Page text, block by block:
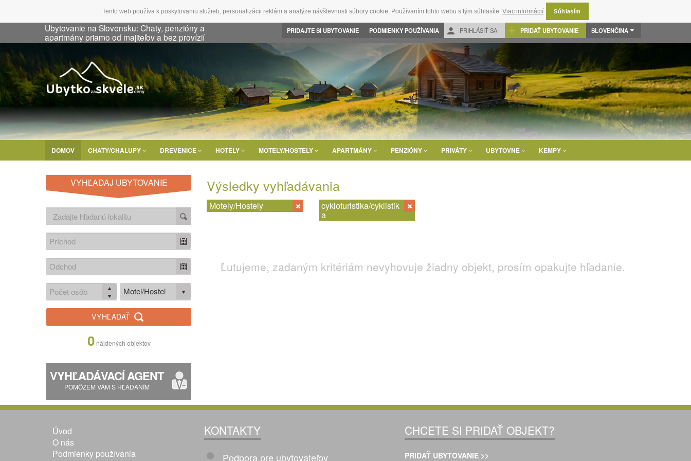
Tento web používa k poskytovaniu služieb, personalizácii reklám a analýze návštevnosti súbory cookie. Používaním tohto webu s tým súhlasíte.Viac informácií Súhlasím
Ubytovanie na Slovensku: Chaty, penzióny a
apartmány priamo od majiteľov a bez provízií
PRIDAJTE SI UBYTOVANIE PODMIENKY POUŽÍVANIA PRIHLÁSIŤ SA PRIDAŤ UBYTOVANIE SLOVENČINA
DOMOV CHATY/CHALUPY DREVENICE HOTELY MOTELY/HOSTELY APARTMÁNY PENZIÓNY PRIVÁTY UBYTOVNE KEMPY
VYHĽADAJ UBYTOVANIE
Motel/Hostel
VYHĽADAŤ
0 nájdených objektov
VYHĽADÁVACÍ AGENT
POMÔŽEM VÁM S HĽADANÍM
Výsledky vyhľadávania
Motely/Hostely cykloturistika/cyklistik
a
Ľutujeme, zadaným kritériám nevyhovuje žiadny objekt, prosím opakujte hľadanie.
Úvod
O nás
Podmienky používania
KONTAKTY
Podpora pre ubytovateľov
CHCETE SI PRIDAŤ OBJEKT?
PRIDAŤ UBYTOVANIE >>